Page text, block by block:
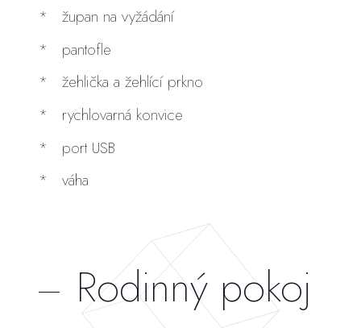
župan na vyžádání
pantofle
žehlička a žehlící prkno
rychlovarná konvice
port USB
váha
Rodinný pokoj